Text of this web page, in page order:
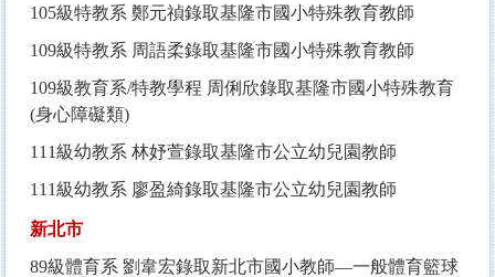
105級特教系 鄭元禎錄取基隆市國小特殊教育教師
109級特教系 周語柔錄取基隆市國小特殊教育教師
109級教育系/特教學程 周俐欣錄取基隆市國小特殊教育
(身心障礙類)
111級幼教系 林妤萱錄取基隆市公立幼兒園教師
111級幼教系 廖盈綺錄取基隆市公立幼兒園教師
新北市
89級體育系 劉韋宏錄取新北市國小教師—一般體育籃球